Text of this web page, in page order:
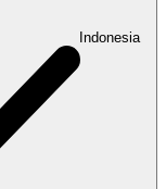
Indonesia